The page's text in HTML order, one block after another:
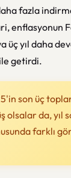
fazla
enflasyonun
üç yıl daha
getirdi.
son üç
olsalar da, yıl
farklı